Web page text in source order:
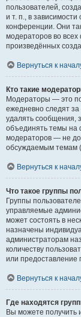
пользователей,
и т. п., в
конференции. Они
модераторов во всех
произведённых
Вернуться к
Кто такие
Модераторы — это
ежедневно следят
удалять сообщения,
объединять темы на
модераторов — не
обсуждаемым темам
Вернуться к
Что такое группы
Группы
управляемые
может состоять в
назначены
администраторам
количеству
или предоставление
Вернуться к
Где находятся
Вы можете получить